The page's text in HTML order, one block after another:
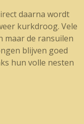
daarna wordt
kurkdroog. Vele
maar de ransuilen
blijven goed
hun volle nesten